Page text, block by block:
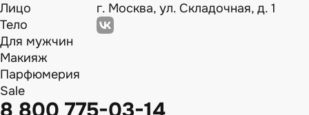
Лицо
Тело
Для мужчин
Макияж
Парфюмерия
Sale
г. Москва, ул. Складочная, д. 1